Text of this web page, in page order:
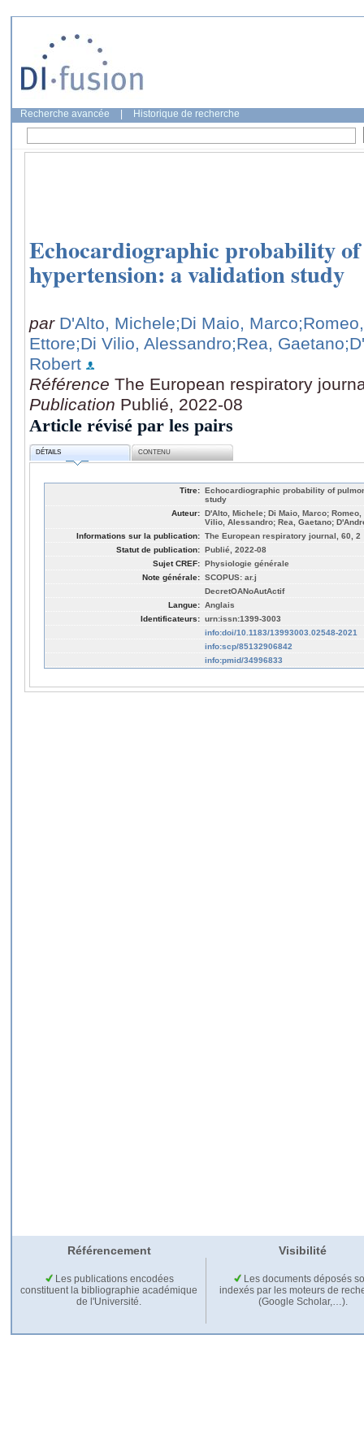
Recherche avancée Historique de recherche
Echocardiographic probability
hypertension: a validation study
par D'Alto, Michele;Di Maio, Marco
Ettore;Di Vilio, Alessandro;Rea, Gaetano
Robert
Référence The European respiratory
Publication Publié, 2022-08
Article révisé par les pairs
DÉTAILS CONTENU
Titre: Echocardiographic probability of
study
Auteur: D'Alto, Michele; Di Maio, Marco;
Vilio, Alessandro; Rea, Gaetano;
Informations sur la publication: The European respiratory journal, 60, 2
Statut de publication: Publié, 2022-08
Sujet CREF: Physiologie générale
Note générale: SCOPUS: ar.j
DecretOANoAutActif
Langue: Anglais
Identificateurs: urn:issn:1399-3003
info:doi/10.1183/13993003.02548-2021
info:scp/85132906842
info:pmid/34996833
Référencement Visibilité
Les publications encodées
constituent la bibliographie académique
de l'Université.
Les documents déposés
indexés par les moteurs de
(Google Scholar,…).